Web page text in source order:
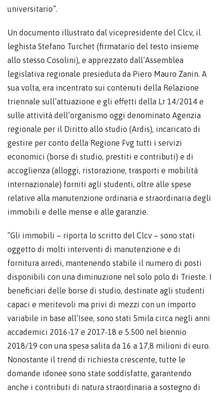
universitario”.
Un documento illustrato dal vicepresidente del Clcv, il
leghista Stefano Turchet (firmatario del testo insieme
allo stesso Cosolini), e apprezzato dall’Assemblea
legislativa regionale presieduta da Piero Mauro Zanin. A
sua volta, era incentrato sui contenuti della Relazione
triennale sull’attuazione e gli effetti della Lr 14/2014 e
sulle attività dell’organismo oggi denominato Agenzia
regionale per il Diritto allo studio (Ardis), incaricato di
gestire per conto della Regione Fvg tutti i servizi
economici (borse di studio, prestiti e contributi) e di
accoglienza (alloggi, ristorazione, trasporti e mobilità
internazionale) forniti agli studenti, oltre alle spese
relative alla manutenzione ordinaria e straordinaria degli
immobili e delle mense e alle garanzie.
“Gli immobili – riporta lo scritto del Clcv – sono stati
oggetto di molti interventi di manutenzione e di
fornitura arredi, mantenendo stabile il numero di posti
disponibili con una diminuzione nel solo polo di Trieste. I
beneficiari delle borse di studio, destinate agli studenti
capaci e meritevoli ma privi di mezzi con un importo
variabile in base all’Isee, sono stati 5mila circa negli anni
accademici 2016-17 e 2017-18 e 5.500 nel biennio
2018/19 con una spesa salita da 16 a 17,8 milioni di euro.
Nonostante il trend di richiesta crescente, tutte le
domande idonee sono state soddisfatte, garantendo
anche i contributi di natura straordinaria a sostegno di